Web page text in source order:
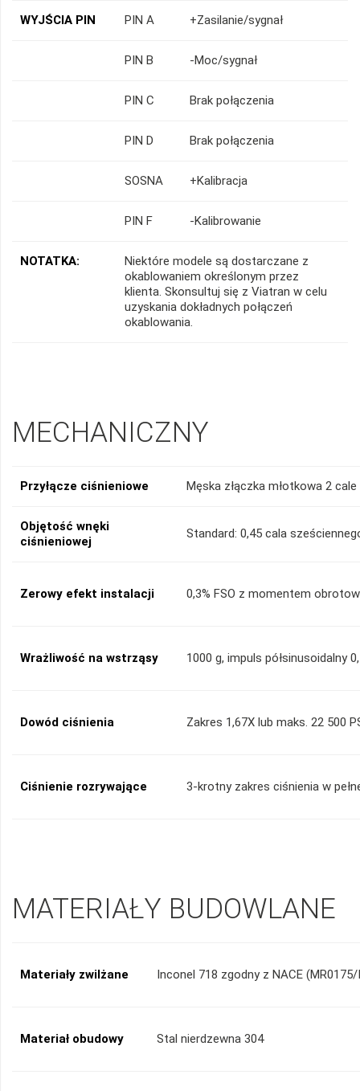
WYJŚCIA PIN PIN A +Zasilanie/sygnał
PIN B -Moc/sygnał
PIN C Brak połączenia
PIN D Brak połączenia
SOSNA +Kalibracja
PIN F -Kalibrowanie
NOTATKA:
Niektóre modele są dostarczane z
okablowaniem określonym przez
klienta. Skonsultuj się z Viatran w celu
uzyskania dokładnych połączeń
okablowania.
MECHANICZNY
Przyłącze ciśnieniowe Męska złączka młotkowa 2
Objętość wnęki
ciśnieniowej
Standard: 0,45 cala
Zerowy efekt instalacji 0,3% FSO z momentem
Wrażliwość na wstrząsy 1000 g, impuls półsinusoidalny
Dowód ciśnienia Zakres 1,67X lub maks. 22 500
Ciśnienie rozrywające 3-krotny zakres ciśnienia w
MATERIAŁY BUDOWLANE
Materiały zwilżane Inconel 718 zgodny z NACE
Materiał obudowy Stal nierdzewna 304